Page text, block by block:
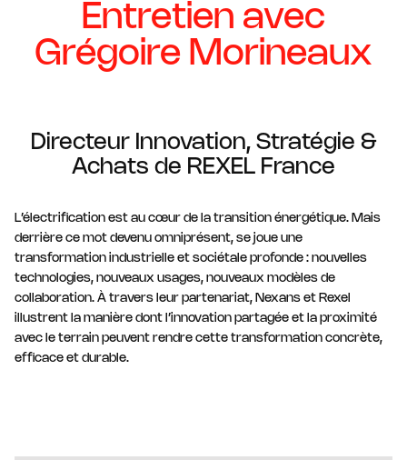
Entretien avec
Grégoire Morineaux
Directeur Innovation, Stratégie &
Achats de REXEL France
L’électrification est au cœur de la transition énergétique. Mais
derrière ce mot devenu omniprésent, se joue une
transformation industrielle et sociétale profonde : nouvelles
technologies, nouveaux usages, nouveaux modèles de
collaboration. À travers leur partenariat, Nexans et Rexel
illustrent la manière dont l’innovation partagée et la proximité
avec le terrain peuvent rendre cette transformation concrète,
efficace et durable.